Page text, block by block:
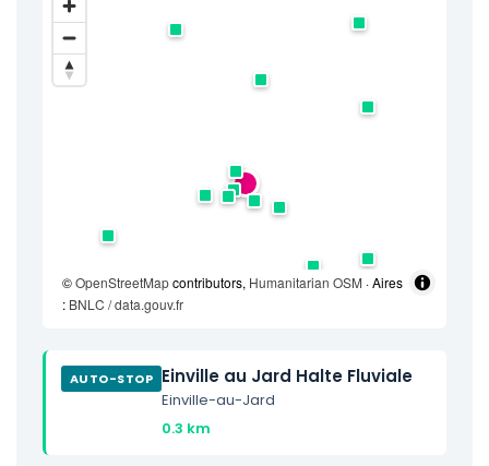
©OpenStreetMapcontributors, Humanitarian OSM · Aires
: BNLC / data.gouv.fr
AUTO-STOP Einville au Jard Halte Fluviale
Einville-au-Jard
0.3 km